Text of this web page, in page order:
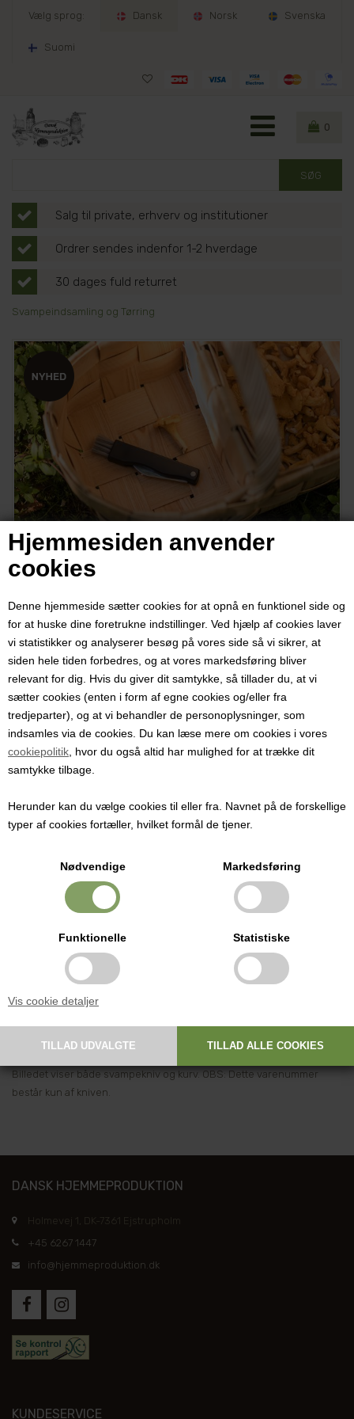
Hjemmesiden anvender
cookies
Denne hjemmeside sætter cookies for at opnå en funktionel side og
for at huske dine foretrukne indstillinger. Ved hjælp af cookies laver
vi statistikker og analyserer besøg på vores side så vi sikrer, at
siden hele tiden forbedres, og at vores markedsføring bliver
relevant for dig. Hvis du giver dit samtykke, så tillader du, at vi
sætter cookies (enten i form af egne cookies og/eller fra
tredjeparter), og at vi behandler de personoplysninger, som
indsamles via de cookies. Du kan læse mere om cookies i vores
cookiepolitik , hvor du også altid har mulighed for at trække dit
samtykke tilbage.
Herunder kan du vælge cookies til eller fra. Navnet på de forskellige
typer af cookies fortæller, hvilket formål de tjener.
Nødvendige Markedsføring
Funktionelle Statistiske
Vis cookie detaljer
Vælg sprog: Dansk Norsk Svenska
Suomi
0
Salg til private, erhverv og institutioner
Ordrer sendes indenfor 1-2 hverdage
30 dages fuld returret
Svampeindsamling og Tørring
Svampekniv / Svampefoldekniv
med børste, skaft beklædt med
sort plast, 1 stk
Varenummer: 9309
Foldekniv med svampebørste fremstillet af rustfrit stål og sort plast.
Pris ved 1 stk.
87,00DKK
Foldekniv med svampebørste.
Længde: 14 cm
Knivbladets længde: 6 cm
Billedet viser både svampekniv og kurv. OBS: Dette varenummer
består kun af kniven.
DANSK HJEMMEPRODUKTION
Holmevej 1, DK-7361 Ejstrupholm
+45 6267 1447
info@hjemmeproduktion.dk
KUNDESERVICE